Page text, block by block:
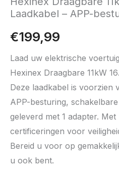
Laadkabel – APP-
€199,99
Laad uw elektrische
Hexinex Draagbare 11kW
Deze laadkabel is voorzien
APP-besturing,
geleverd met 1 adapter. Met
certificeringen voor
Bereid u voor op
u ook bent.